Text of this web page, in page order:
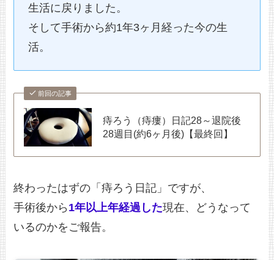
生活に戻りました。
そして手術から約1年3ヶ月経った今の生
活。
前回の記事
痔ろう（痔瘻）日記28～退院後
28週目(約6ヶ月後)【最終回】
終わったはずの「痔ろう日記」ですが、
手術後から 1年以上年経過した現在、どうなって
いるのかをご報告。